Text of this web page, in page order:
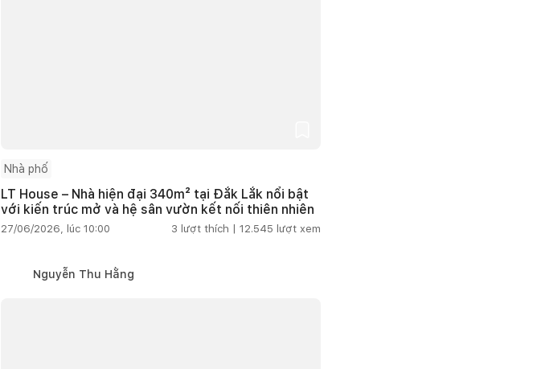
Nhà phố
LT House – Nhà hiện đại 340m² tại Đắk Lắk nổi bật
với kiến trúc mở và hệ sân vườn kết nối thiên nhiên
27/06/2026, lúc 10:00 3 lượt thích | 12.545 lượt xem
Nguyễn Thu Hằng